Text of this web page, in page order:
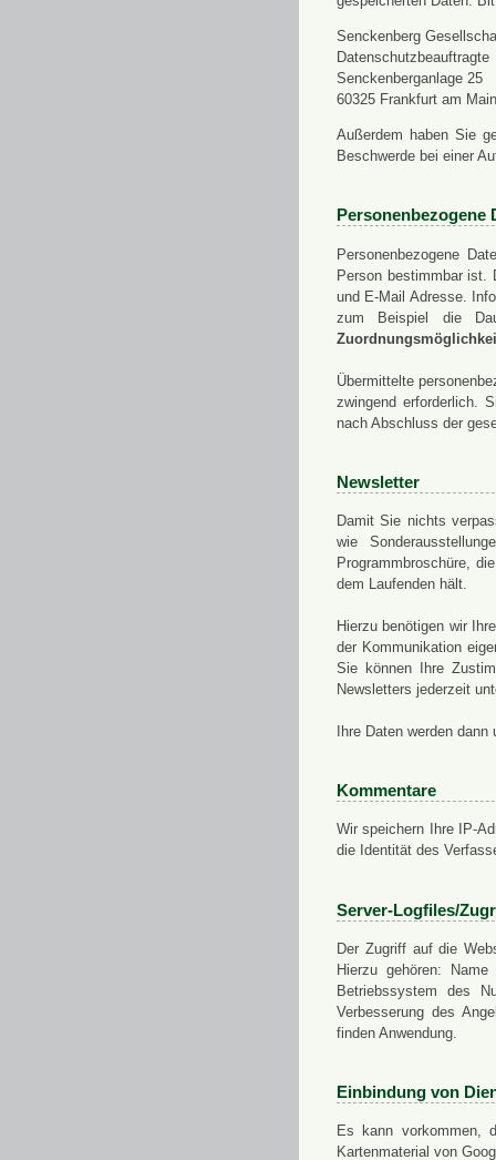
Senckenberg
Datenschutzbeauftragte
Senckenberganlage 25
60325 Frankfurt am Main
Außerdem haben Sie
Beschwerde bei einer
Personenbezogene
Personenbezogene
Person bestimmbar ist.
und E-Mail Adresse.
zum Beispiel die
Übermittelte
zwingend erforderlich.
nach Abschluss der
Newsletter
Damit Sie nichts
wie
Programmbroschüre,
dem Laufenden hält.
Hierzu benötigen wir
der Kommunikation
Sie können Ihre
Newsletters jederzeit
Ihre Daten werden
Kommentare
Wir speichern Ihre IP-
die Identität des
Server-Logfiles/
Der Zugriff auf die
Hierzu gehören:
Betriebssystem des
Verbesserung des
finden Anwendung.
Einbindung von
Es kann vorkommen,
Kartenmaterial von